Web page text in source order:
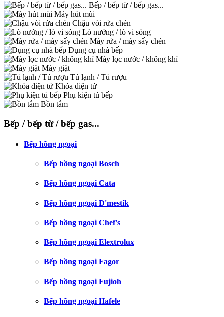
Bếp / bếp từ / bếp gas...
Máy hút mùi
Chậu vòi rửa chén
Lò nướng / lò vi sóng
Máy rửa / máy sấy chén
Dụng cụ nhà bếp
Máy lọc nước / không khí
Máy giặt
Tủ lạnh / Tủ rượu
Khóa điện tử
Phụ kiện tủ bếp
Bồn tắm
Bếp / bếp từ / bếp gas...
Bếp hồng ngoại
Bếp hồng ngoại Bosch
Bếp hồng ngoại Cata
Bếp hồng ngoại D'mestik
Bếp hồng ngoại Chef's
Bếp hồng ngoại Elextrolux
Bếp hồng ngoại Fagor
Bếp hồng ngoại Fujioh
Bếp hồng ngoại Hafele